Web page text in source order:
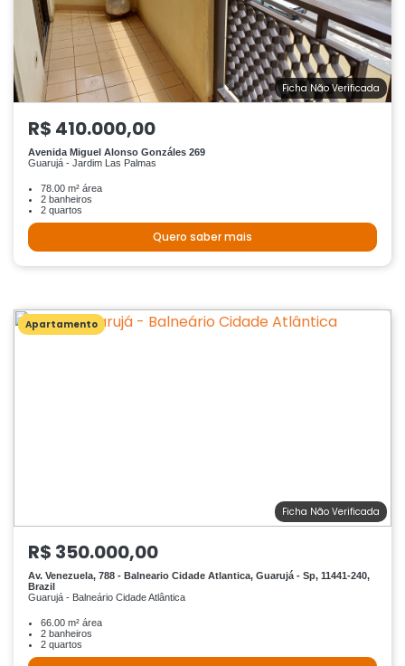
Ficha Não Verificada
R$ 410.000,00
Avenida Miguel Alonso Gonzáles 269
Guarujá - Jardim Las Palmas
78.00 m² área
2 banheiros
2 quartos
Quero saber mais
Apartamento
Ficha Não Verificada
R$ 350.000,00
Av. Venezuela, 788 - Balneario Cidade Atlantica, Guarujá - Sp, 11441-240,
Brazil
Guarujá - Balneário Cidade Atlântica
66.00 m² área
2 banheiros
2 quartos